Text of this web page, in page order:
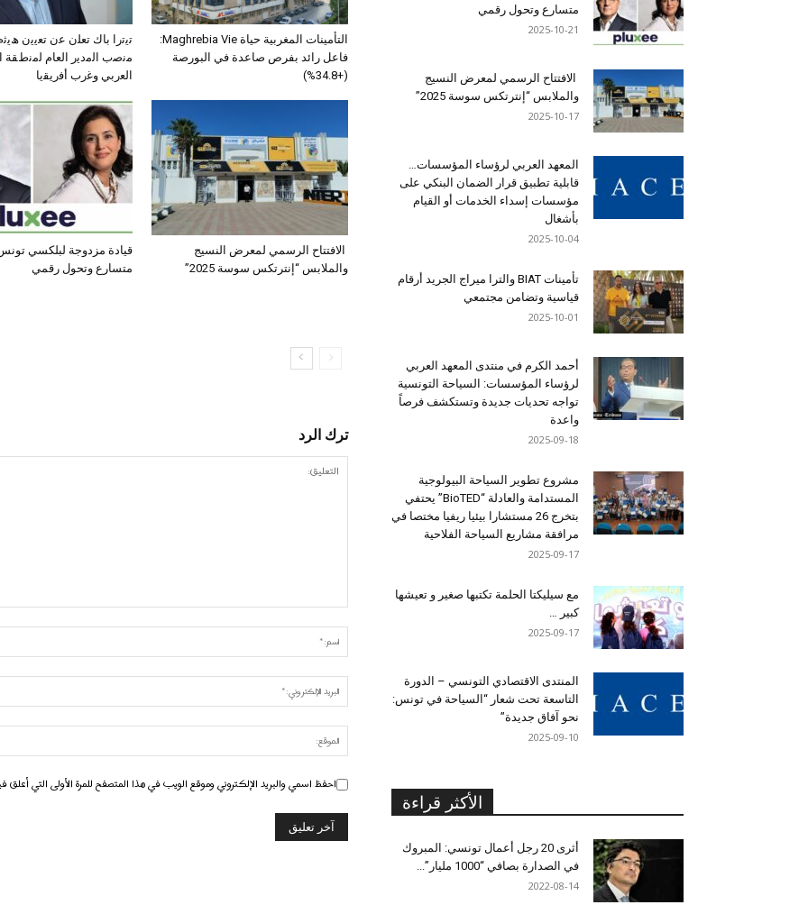
ﺗﯾﺗرا ﺑﺎك ﺗﻌﻠن ﻋن ﺗﻌﯾﯾن
ﻣﻧﺻب اﻟﻣدﯾر اﻟﻌﺎم ﻟﻣﻧطﻘﺔ
اﻟﻌرﺑﻲ وﻏرب أﻓرﯾﻘﯾﺎ
التأمينات المغربية حياة Maghrebia Vie:
فاعل رائد بفرص صاعدة في البورصة
(+34.8%)
قيادة مزدوجة لبلكسي
متسارع وتحول رقمي
الافتتاح الرسمي لمعرض النسيج
والملابس “إنترتكس سوسة 2025”
ترك الرد
احفظ اسمي والبريد الإلكتروني وموقع الويب في هذا المتصفح للمرة الأولى التي أعلق
متسارع وتحول رقمي
2025-10-21
الافتتاح الرسمي لمعرض النسيج
والملابس “إنترتكس سوسة 2025”
2025-10-17
المعهد العربي لرؤساء المؤسسات…
قابلية تطبيق قرار الضمان البنكي على
مؤسسات إسداء الخدمات أو القيام
بأشغال
2025-10-04
تأمينات BIAT والترا ميراج الجريد أرقام
قياسية وتضامن مجتمعي
2025-10-01
أحمد الكرم في منتدى المعهد العربي
لرؤساء المؤسسات: السياحة التونسية
تواجه تحديات جديدة وتستكشف فرصاً
واعدة
2025-09-18
مشروع تطوير السياحة البيولوجية
المستدامة والعادلة “BioTED” يحتفي
بتخرج 26 مستشارا بيئيا ريفيا مختصا في
مرافقة مشاريع السياحة الفلاحية
2025-09-17
مع سيليكتا الحلمة تكتبها صغير و تعيشها
كبير …
2025-09-17
المنتدى الاقتصادي التونسي – الدورة
التاسعة تحت شعار “السياحة في تونس:
نحو آفاق جديدة”
2025-09-10
الأكثر قراءة
أثرى 20 رجل أعمال تونسي: المبروك
في الصدارة بصافي “1000 مليار”...
2022-08-14